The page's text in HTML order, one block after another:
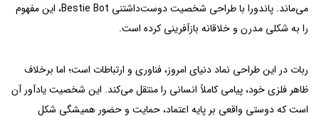
می‌ماند. پاندورا با طراحی شخصیت دوست‌داشتنی Bestie Bot، این مفهوم
را به شکلی مدرن و خلاقانه بازآفرینی کرده است.
ربات در این طراحی نماد دنیای امروز، فناوری و ارتباطات است؛ اما برخلاف
ظاهر فلزی خود، پیامی کاملاً انسانی را منتقل می‌کند. این شخصیت یادآور آن
است که دوستی واقعی بر پایه اعتماد، حمایت و حضور همیشگی شکل